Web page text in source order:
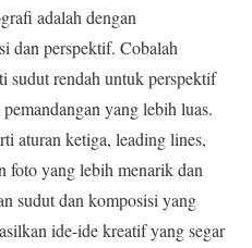
adalah dengan
dan perspektif. Cobalah
sudut rendah untuk perspektif
yang lebih luas.
aturan ketiga, leading lines,
foto yang lebih menarik dan
sudut dan komposisi yang
ide-ide kreatif yang segar